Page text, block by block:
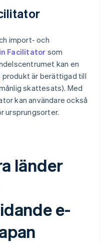
import- och
Facilitator som
kan en
produkt är berättigad till
skattesats). Med
kan användare också
ursprungsorter.
länder
e-